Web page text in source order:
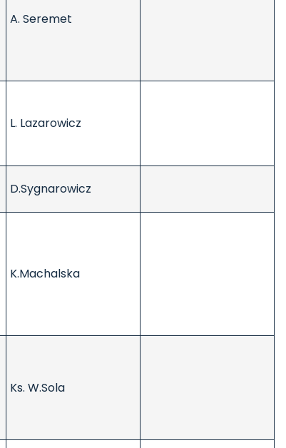
A. Seremet
L. Lazarowicz
D.Sygnarowicz
K.Machalska
Ks. W.Sola